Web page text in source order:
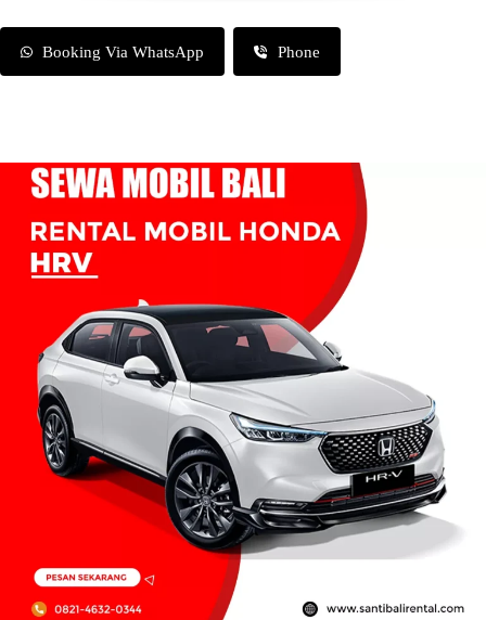
Booking Via WhatsApp Phone